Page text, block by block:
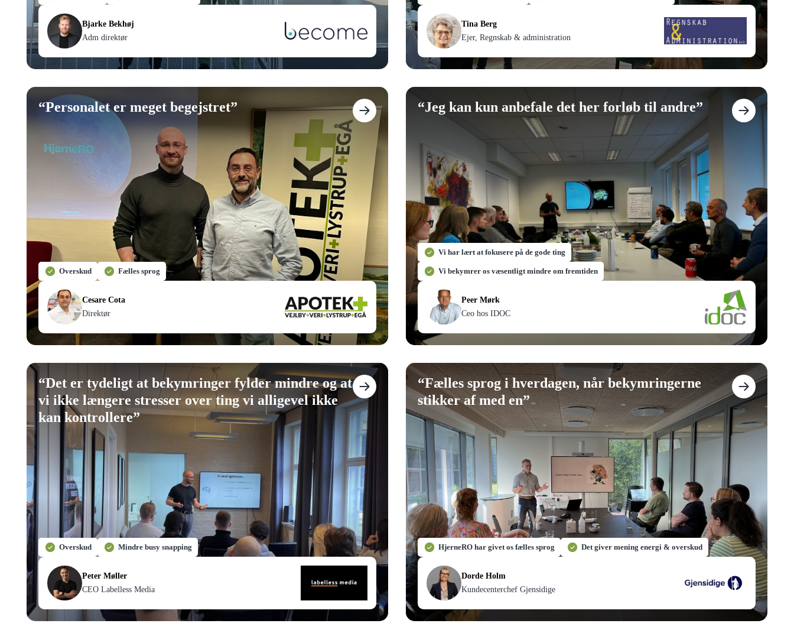
Bjarke Bekhøj
Adm direktør
Tina Berg
Ejer, Regnskab & administration
“Personalet er meget begejstret”
Overskud Fælles sprog
Cesare Cota
Direktør
“Jeg kan kun anbefale det her forløb til andre”
Vi har lært at fokusere på de gode ting
Vi bekymrer os væsentligt mindre om fremtiden
Peer Mørk
Ceo hos IDOC
“Det er tydeligt at bekymringer fylder mindre og at
vi ikke længere stresser over ting vi alligevel ikke
kan kontrollere”
Overskud Mindre busy snapping
Peter Møller
CEO Labelless Media
“Fælles sprog i hverdagen, når bekymringerne
stikker af med en”
HjerneRO har givet os fælles sprog Det giver mening energi & overskud
Dorde Holm
Kundecenterchef Gjensidige